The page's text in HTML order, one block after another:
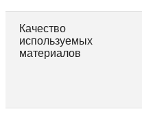
Качество
используемых
материалов